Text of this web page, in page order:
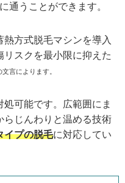
通うことができます。
熱方式脱毛マシンを導入
リスクを最小限に抑えた
文言によります。
可能です。
広範囲にま
らじんわりと温める技術
イプの脱毛に対応してい